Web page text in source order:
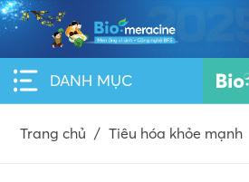
DANH MỤC
Trang chủ / Tiêu hóa khỏe mạnh